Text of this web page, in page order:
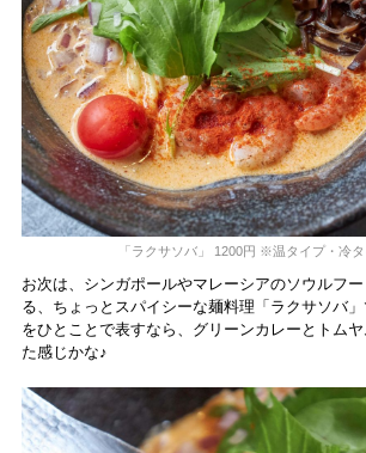
「ラクサソバ」 1200円 ※温タイプ・冷タ
お次は、シンガポールやマレーシアのソウルフ
る、ちょっとスパイシーな麺料理「ラクサソバ
をひとことで表すなら、グリーンカレーとトム
た感じかな♪